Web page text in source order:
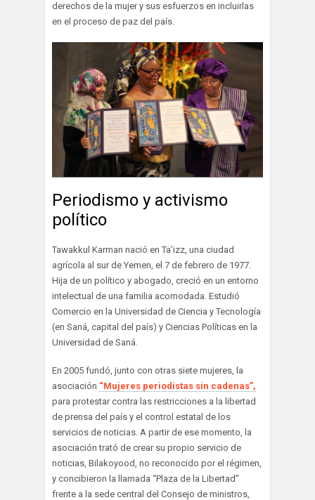
derechos de la mujer y sus esfuerzos en incluirlas
en el proceso de paz del país.
Periodismo y activismo
político
Tawakkul Karman nació en Ta’izz, una ciudad
agrícola al sur de Yemen, el 7 de febrero de 1977.
Hija de un político y abogado, creció en un entorno
intelectual de una familia acomodada. Estudió
Comercio en la Universidad de Ciencia y Tecnología
(en Saná, capital del país) y Ciencias Políticas en la
Universidad de Saná.
En 2005 fundó, junto con otras siete mujeres, la
asociación “Mujeres periodistas sin cadenas”,
para protestar contra las restricciones a la libertad
de prensa del país y el control estatal de los
servicios de noticias. A partir de ese momento, la
asociación trató de crear su propio servicio de
noticias, Bilakoyood, no reconocido por el régimen,
y concibieron la llamada “Plaza de la Libertad”
frente a la sede central del Consejo de ministros,